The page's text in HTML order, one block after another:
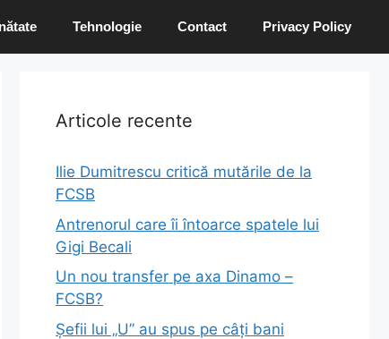
Tehnologie Contact Privacy Policy
Articole recente
Ilie Dumitrescu critică mutările de la
FCSB
Antrenorul care îi întoarce spatele lui
Gigi Becali
Un nou transfer pe axa Dinamo –
FCSB?
Șefii lui „U” au spus pe câți bani